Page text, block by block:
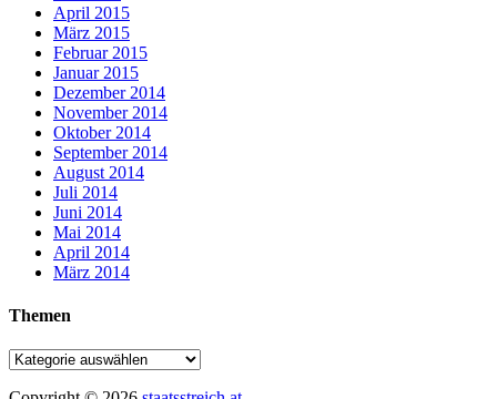
April 2015
März 2015
Februar 2015
Januar 2015
Dezember 2014
November 2014
Oktober 2014
September 2014
August 2014
Juli 2014
Juni 2014
Mai 2014
April 2014
März 2014
Themen